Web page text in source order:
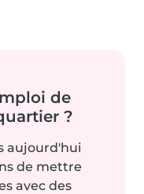
de
?
aujourd'hui
de mettre
avec des